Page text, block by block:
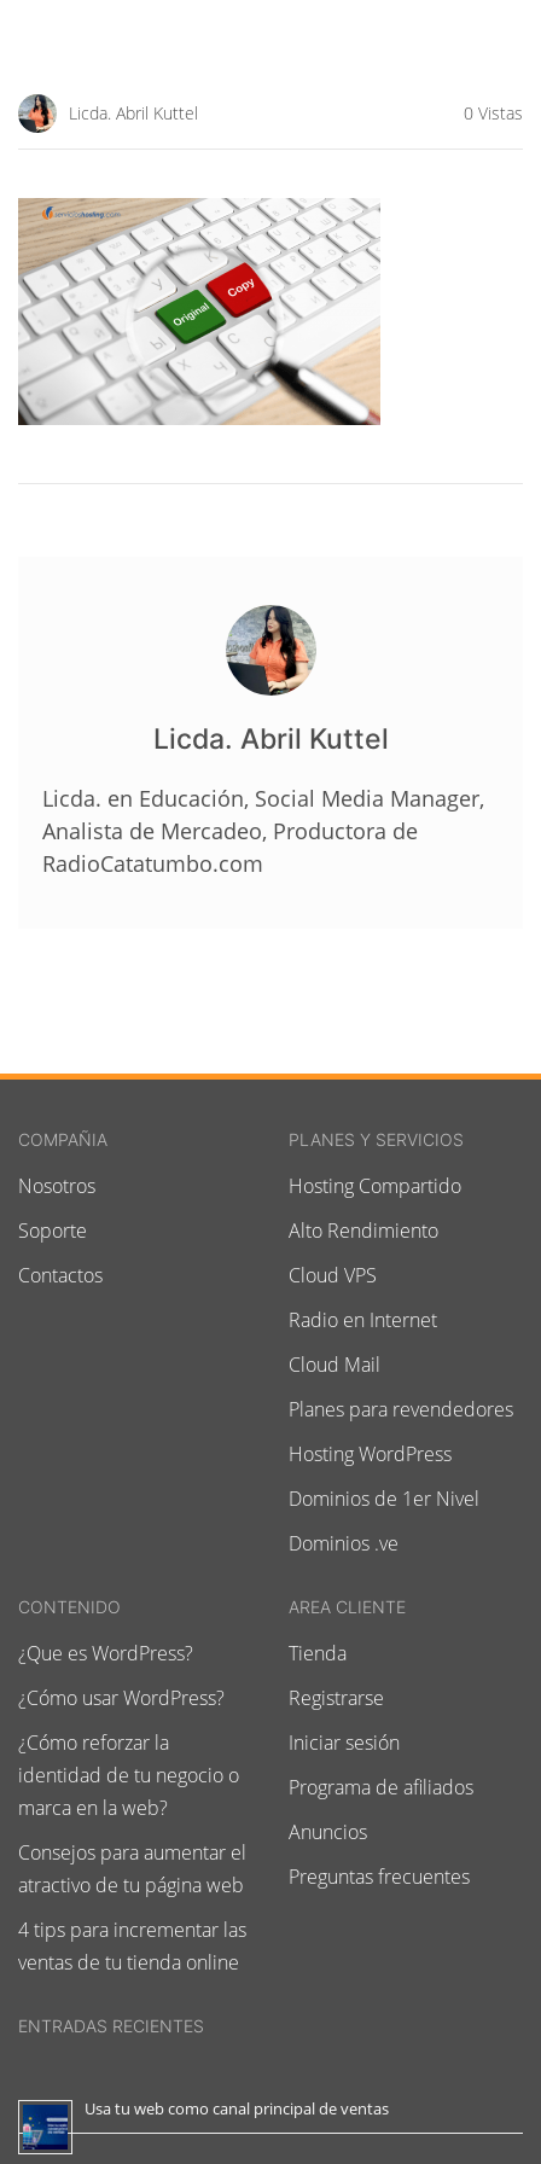
Licda. Abril Kuttel 0 Vistas
Licda. Abril Kuttel
Licda. en Educación, Social Media Manager,
Analista de Mercadeo, Productora de
RadioCatatumbo.com
COMPAÑIA
Nosotros
Soporte
Contactos
PLANES Y SERVICIOS
Hosting Compartido
Alto Rendimiento
Cloud VPS
Radio en Internet
Cloud Mail
Planes para revendedores
Hosting WordPress
Dominios de 1er Nivel
Dominios .ve
CONTENIDO
¿Que es WordPress?
¿Cómo usar WordPress?
¿Cómo reforzar la
identidad de tu negocio o
marca en la web?
Consejos para aumentar el
atractivo de tu página web
4 tips para incrementar las
ventas de tu tienda online
AREA CLIENTE
Tienda
Registrarse
Iniciar sesión
Programa de afiliados
Anuncios
Preguntas frecuentes
ENTRADAS RECIENTES
Usa tu web como canal principal de ventas